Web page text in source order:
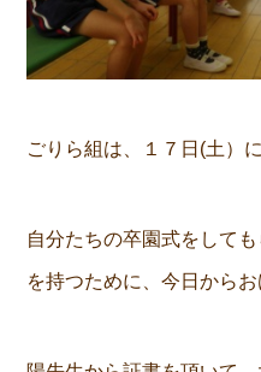
ごりら組は、１７日(土）
自分たちの卒園式をして
を持つために、今日からお